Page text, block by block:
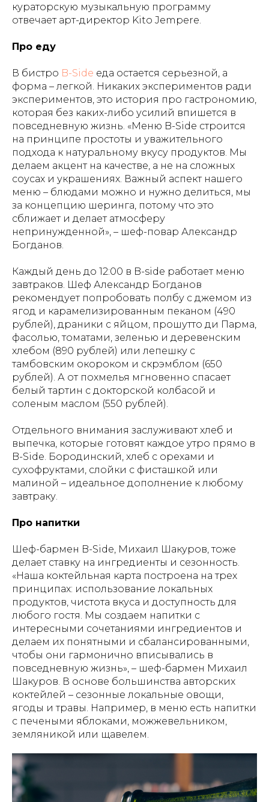
кураторскую музыкальную программу
отвечает арт-директор Kito Jempere.
Про еду
В бистро B-Side еда остается серьезной, а
форма – легкой. Никаких экспериментов ради
экспериментов, это история про гастрономию,
которая без каких-либо усилий впишется в
повседневную жизнь. «Меню B-Side строится
на принципе простоты и уважительного
подхода к натуральному вкусу продуктов. Мы
делаем акцент на качестве, а не на сложных
соусах и украшениях. Важный аспект нашего
меню – блюдами можно и нужно делиться, мы
за концепцию шеринга, потому что это
сближает и делает атмосферу
непринужденной», – шеф-повар Александр
Богданов.
Каждый день до 12:00 в B-side работает меню
завтраков. Шеф Александр Богданов
рекомендует попробовать полбу с джемом из
ягод и карамелизированным пеканом (490
рублей), драники с яйцом, прошутто ди Парма,
фасолью, томатами, зеленью и деревенским
хлебом (890 рублей) или лепешку с
тамбовским окороком и скрэмблом (650
рублей). А от похмелья мгновенно спасает
белый тартин с докторской колбасой и
соленым маслом (550 рублей).
Отдельного внимания заслуживают хлеб и
выпечка, которые готовят каждое утро прямо в
B-Side. Бородинский, хлеб с орехами и
сухофруктами, слойки с фисташкой или
малиной – идеальное дополнение к любому
завтраку.
Про напитки
Шеф-бармен B-Side, Михаил Шакуров, тоже
делает ставку на ингредиенты и сезонность.
«Наша коктейльная карта построена на трех
принципах: использование локальных
продуктов, чистота вкуса и доступность для
любого гостя. Мы создаем напитки с
интересными сочетаниями ингредиентов и
делаем их понятными и сбалансированными,
чтобы они гармонично вписывались в
повседневную жизнь», – шеф-бармен Михаил
Шакуров. В основе большинства авторских
коктейлей – сезонные локальные овощи,
ягоды и травы. Например, в меню есть напитки
с печеными яблоками, можжевельником,
земляникой или щавелем.